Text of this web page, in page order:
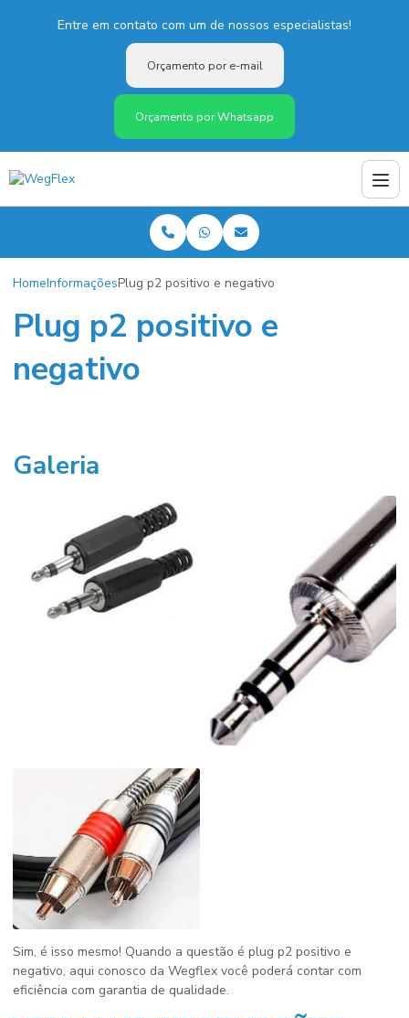
Entre em contato com um de nossos especialistas!
Orçamento por e-mail
Orçamento por Whatsapp
HomeInformaçõesPlug p2 positivo e negativo
Plug p2 positivo e
negativo
Galeria
Sim, é isso mesmo! Quando a questão é plug p2 positivo e
negativo, aqui conosco da Wegflex você poderá contar com
eficiência com garantia de qualidade.